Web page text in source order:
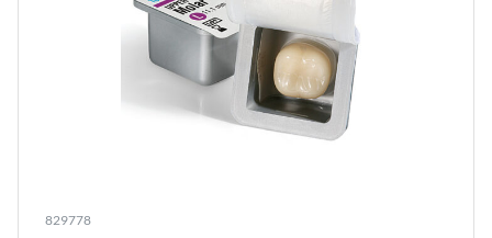
829778